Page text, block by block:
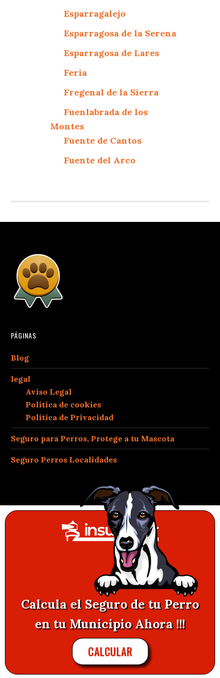
Esparragalejo
Esparragosa de la Serena
Esparragosa de Lares
Feria
Fregenal de la Sierra
Fuenlabrada de los
Montes
Fuente de Cantos
Fuente del Arco
PÁGINAS
Blog
legal
Aviso Legal
Política de cookies
Política de Privacidad
Seguro para Perros, Protege a tu Mascota
Seguro Perros Localidades
Calcula el Seguro de tu Perro
en tu Municipio Ahora !!!
CALCULAR